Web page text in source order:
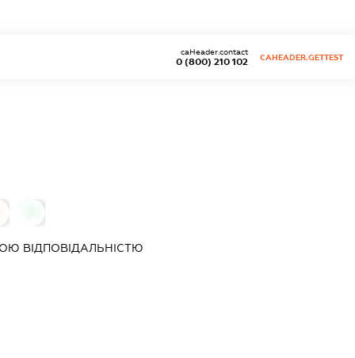
0 (800) 210 102
caHeader.contact
CAHEADER.GETTEST
ВІДПОВІДАЛЬНІСТЮ